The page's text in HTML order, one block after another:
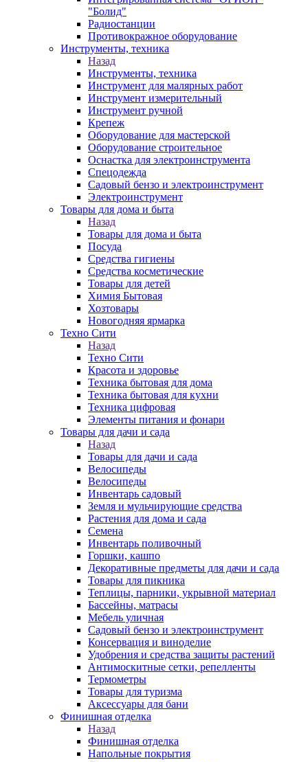
"Болид"
Радиостанции
Противокражное оборудование
Инструменты, техника
Назад
Инструменты, техника
Инструмент для малярных работ
Инструмент измерительный
Инструмент ручной
Крепеж
Оборудование для мастерской
Оборудование строительное
Оснастка для электроинструмента
Спецодежда
Садовый бензо и электроинструмент
Электроинструмент
Товары для дома и быта
Назад
Товары для дома и быта
Посуда
Средства гигиены
Средства косметические
Товары для детей
Химия Бытовая
Хозтовары
Новогодняя ярмарка
Техно Сити
Назад
Техно Сити
Красота и здоровье
Техника бытовая для дома
Техника бытовая для кухни
Техника цифровая
Элементы питания и фонари
Товары для дачи и сада
Назад
Товары для дачи и сада
Велосипеды
Велосипеды
Инвентарь садовый
Земля и мульчирующие средства
Растения для дома и сада
Семена
Инвентарь поливочный
Горшки, кашпо
Декоративные предметы для дачи и сада
Товары для пикника
Теплицы, парники, укрывной материал
Бассейны, матрасы
Мебель уличная
Садовый бензо и электроинструмент
Консервация и виноделие
Удобрения и средства защиты растений
Антимоскитные сетки, репелленты
Термометры
Товары для туризма
Аксессуары для бани
Финишная отделка
Назад
Финишная отделка
Напольные покрытия